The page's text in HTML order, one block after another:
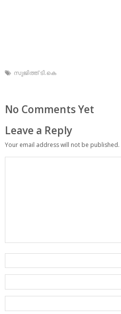
സുജിത്ത് ടി.കെ
No Comments Yet
Leave a Reply
Your email address will not be published.